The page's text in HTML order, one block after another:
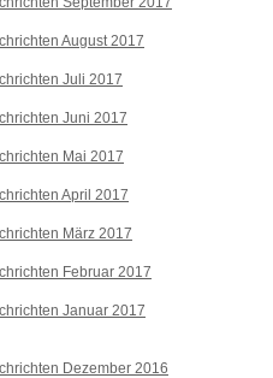
August 2017
Juli 2017
Juni 2017
Mai 2017
April 2017
März 2017
Februar 2017
Januar 2017
Dezember 2016